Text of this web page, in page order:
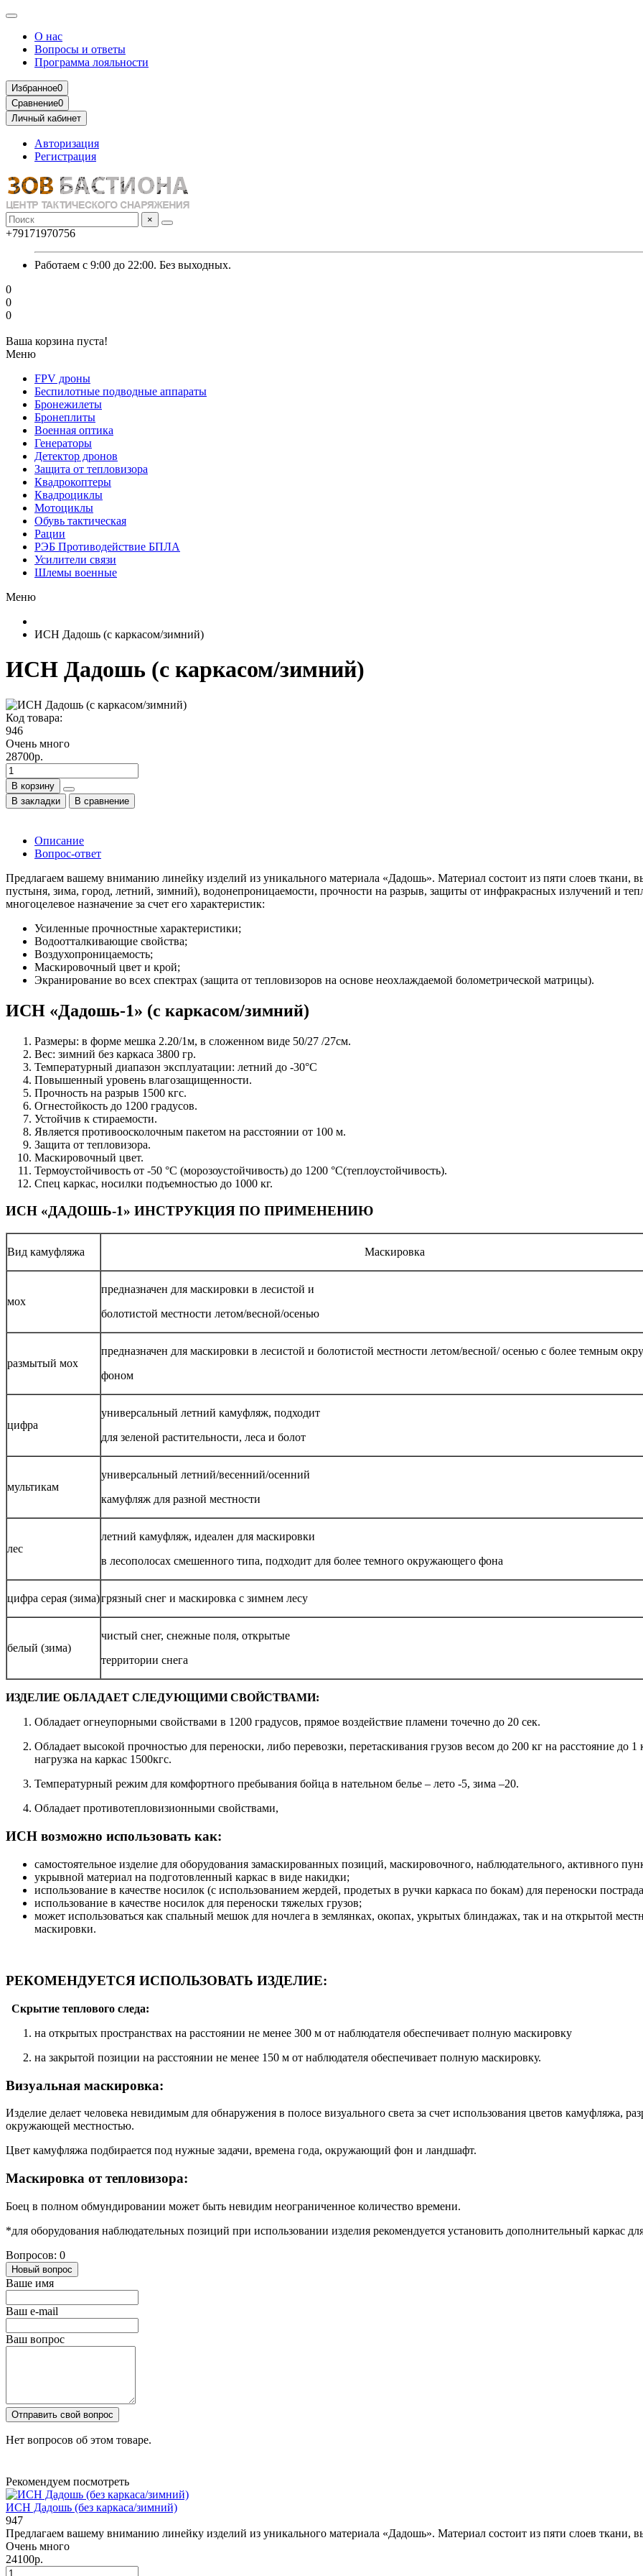
О нас
Вопросы и ответы
Программа лояльности
Избранное0
Сравнение0
Личный кабинет
Авторизация
Регистрация
×
+79171970756
Работаем с 9:00 до 22:00. Без выходных.
0
0
0
Ваша корзина пуста!
Меню
FPV дроны
Беспилотные подводные аппараты
Бронежилеты
Бронеплиты
Военная оптика
Генераторы
Детектор дронов
Защита от тепловизора
Квадрокоптеры
Квадроциклы
Мотоциклы
Обувь тактическая
Рации
РЭБ Противодействие БПЛА
Усилители связи
Шлемы военные
Меню
ИСН Дадошь (с каркасом/зимний)
ИСН Дадошь (с каркасом/зимний)
Код товара:
946
Очень много
28700р.
В корзину
В закладки
В сравнение
Описание
Вопрос-ответ
Предлагаем вашему вниманию линейку изделий из уникального материала «Дадошь». Материал состоит из пяти слоев
пустыня, зима, город, летний, зимний), водонепроницаемости, прочности на разрыв, защиты от инфракрасных излучений и
многоцелевое назначение за счет его характеристик:
Усиленные прочностные характеристики;
Водоотталкивающие свойства;
Воздухопроницаемость;
Маскировочный цвет и крой;
Экранирование во всех спектрах (защита от тепловизоров на основе неохлаждаемой болометрической матрицы).
ИСН «Дадошь-1» (с каркасом/зимний)
Размеры: в форме мешка 2.20/1м, в сложенном виде 50/27 /27см.
Вес: зимний без каркаса 3800 гр.
Температурный диапазон эксплуатации: летний до -30°С
Повышенный уровень влагозащищенности.
Прочность на разрыв 1500 кгс.
Огнестойкость до 1200 градусов.
Устойчив к стираемости.
Является противоосколочным пакетом на расстоянии от 100 м.
Защита от тепловизора.
Маскировочный цвет.
Термоустойчивость от -50 °С (морозоустойчивость) до 1200 °С(теплоустойчивость).
Спец каркас, носилки подъемностью до 1000 кг.
ИСН «ДАДОШЬ-1» ИНСТРУКЦИЯ ПО ПРИМЕНЕНИЮ
Вид камуфляжа Маскировка
мох
предназначен для маскировки в лесистой и
болотистой местности летом/весной/осенью
размытый мох
предназначен для маскировки в лесистой и болотистой местности летом/весной/ осенью с более темным
фоном
цифра
универсальный летний камуфляж, подходит
для зеленой растительности, леса и болот
мультикам
универсальный летний/весенний/осенний
камуфляж для разной местности
лес
летний камуфляж, идеален для маскировки
в лесополосах смешенного типа, подходит для более темного окружающего фона
цифра серая (зима)грязный снег и маскировка с зимнем лесу
белый (зима)
чистый снег, снежные поля, открытые
территории снега
ИЗДЕЛИЕ ОБЛАДАЕТ СЛЕДУЮЩИМИ СВОЙСТВАМИ:
Обладает огнеупорными свойствами в 1200 градусов, прямое воздействие пламени точечно до 20 сек.
Обладает высокой прочностью для переноски, либо перевозки, перетаскивания грузов весом до 200 кг на расстояние до
нагрузка на каркас 1500кгс.
Температурный режим для комфортного пребывания бойца в нательном белье – лето -5, зима –20.
Обладает противотепловизионными свойствами,
ИСН возможно использовать как:
самостоятельное изделие для оборудования замаскированных позиций, маскировочного, наблюдательного, активного
укрывной материал на подготовленный каркас в виде накидки;
использование в качестве носилок (с использованием жердей, продетых в ручки каркаса по бокам) для переноски
использование в качестве носилок для переноски тяжелых грузов;
может использоваться как спальный мешок для ночлега в землянках, окопах, укрытых блиндажах, так и на открытой
маскировки.
РЕКОМЕНДУЕТСЯ ИСПОЛЬЗОВАТЬ ИЗДЕЛИЕ:
Скрытие теплового следа:
на открытых пространствах на расстоянии не менее 300 м от наблюдателя обеспечивает полную маскировку
на закрытой позиции на расстоянии не менее 150 м от наблюдателя обеспечивает полную маскировку.
Визуальная маскировка:
Изделие делает человека невидимым для обнаружения в полосе визуального света за счет использования цветов камуфляжа,
окружающей местностью.
Цвет камуфляжа подбирается под нужные задачи, времена года, окружающий фон и ландшафт.
Маскировка от тепловизора:
Боец в полном обмундировании может быть невидим неограниченное количество времени.
*для оборудования наблюдательных позиций при использовании изделия рекомендуется установить дополнительный каркас
Вопросов: 0
Новый вопрос
Ваше имя
Ваш e-mail
Ваш вопрос
Отправить свой вопрос
Нет вопросов об этом товаре.
Рекомендуем посмотреть
ИСН Дадошь (без каркаса/зимний)
947
Предлагаем вашему вниманию линейку изделий из уникального материала «Дадошь». Материал состоит из пяти слоев ткани,
Очень много
24100р.